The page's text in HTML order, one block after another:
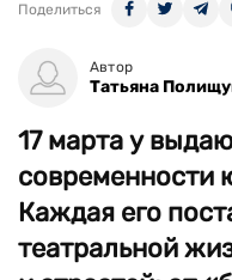
Поделиться
Автор
Татьяна
17 марта у
современности
Каждая его
театральной